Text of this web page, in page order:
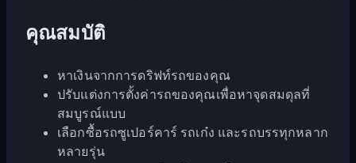
คุณสมบัติ
หาเงินจากการดริฟท์รถของคุณ
ปรับแต่งการตั้งค่ารถของคุณเพื่อหาจุดสมดุลที่
สมบูรณ์แบบ
เลือกซื้อรถซูเปอร์คาร์ รถเก๋ง และรถบรรทุกหลาก
หลายรุ่น